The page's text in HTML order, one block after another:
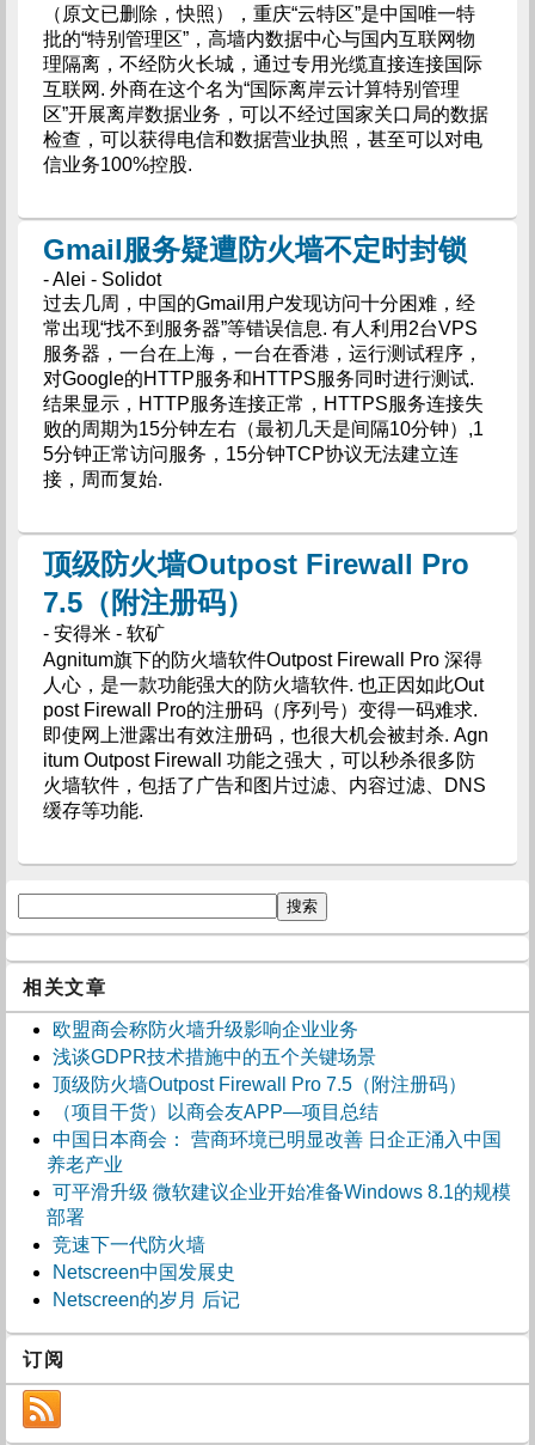
（原文已删除，快照），重庆“云特区”是中国唯一特
批的“特别管理区”，高墙内数据中心与国内互联网物
理隔离，不经防火长城，通过专用光缆直接连接国际
互联网. 外商在这个名为“国际离岸云计算特别管理
区”开展离岸数据业务，可以不经过国家关口局的数据
检查，可以获得电信和数据营业执照，甚至可以对电
信业务100%控股.
Gmail服务疑遭防火墙不定时封锁
- Alei - Solidot
过去几周，中国的Gmail用户发现访问十分困难，经
常出现“找不到服务器”等错误信息. 有人利用2台VPS
服务器，一台在上海，一台在香港，运行测试程序，
对Google的HTTP服务和HTTPS服务同时进行测试.
结果显示，HTTP服务连接正常，HTTPS服务连接失
败的周期为15分钟左右（最初几天是间隔10分钟）,1
5分钟正常访问服务，15分钟TCP协议无法建立连
接，周而复始.
顶级防火墙Outpost Firewall Pro
7.5（附注册码）
- 安得米 - 软矿
Agnitum旗下的防火墙软件Outpost Firewall Pro 深得
人心，是一款功能强大的防火墙软件. 也正因如此Out
post Firewall Pro的注册码（序列号）变得一码难求.
即使网上泄露出有效注册码，也很大机会被封杀. Agn
itum Outpost Firewall 功能之强大，可以秒杀很多防
火墙软件，包括了广告和图片过滤、内容过滤、DNS
缓存等功能.
相关文章
欧盟商会称防火墙升级影响企业业务
浅谈GDPR技术措施中的五个关键场景
顶级防火墙Outpost Firewall Pro 7.5（附注册码）
（项目干货）以商会友APP—项目总结
中国日本商会： 营商环境已明显改善 日企正涌入中国
养老产业
可平滑升级 微软建议企业开始准备Windows 8.1的规模
部署
竞速下一代防火墙
Netscreen中国发展史
Netscreen的岁月 后记
订阅